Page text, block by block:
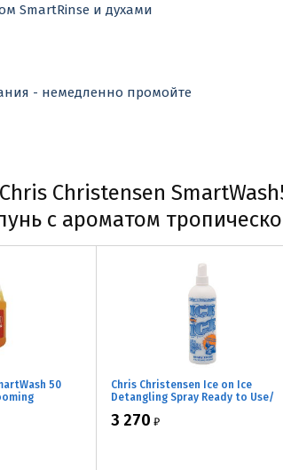
SmartRinse и духами
- немедленно промойте
Christensen
с ароматом
50
Chris Christensen Ice on Ice
Detangling Spray Ready to Use/
спрей 473 мл
3 270 ₽